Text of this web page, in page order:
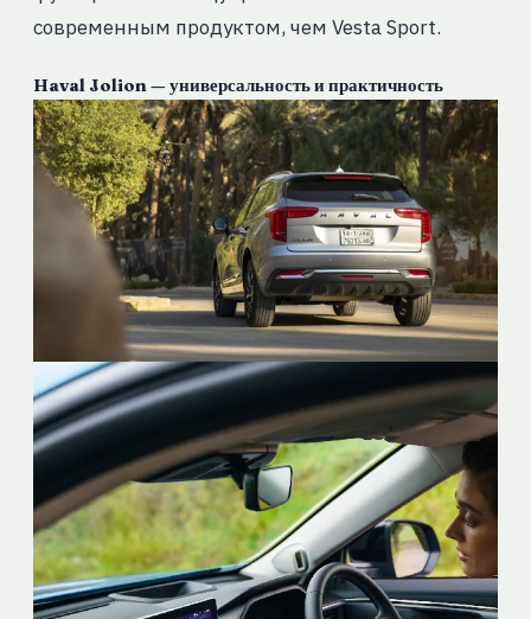
современным продуктом, чем Vesta Sport.
Haval Jolion — универсальность и практичность